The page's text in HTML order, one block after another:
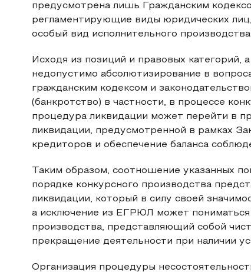
предусмотрена лишь Гражданским
регламентирующие виды юридических
особый вид исполнительного
Исходя из позиций и правовых категорий,
недопустимо абсолютизирование в
гражданским кодексом и
(банкротство) в частности, в процессе
процедура ликвидации может перейти в
ликвидации, предусмотренной в рамках
кредиторов и обеспечение баланса
Таким образом, соотношение указанных
порядке конкурсного производства
ликвидации, который в силу своей
а исключение из ЕГРЮЛ может пониматься
производства, представляющий собой
прекращение деятельности при наличии
Организация процедуры